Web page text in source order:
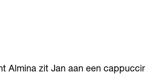
Almina zit Jan aan een